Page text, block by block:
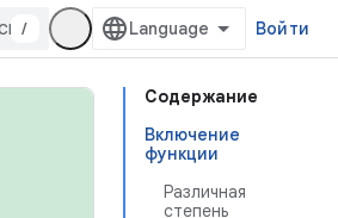
/ Войти
Содержание
Включение
функции
Различная
степень